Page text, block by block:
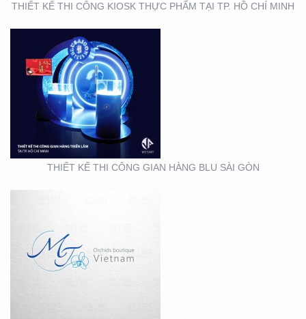
THIẾT KẾ THI CÔNG KIOSK THỰC PHẨM TẠI TP. HỒ CHÍ MINH
THIẾT KẾ THI CÔNG GIAN HÀNG BLU SÀI GÒN
THIẾT KẾ NHẬN DIỆN
THƯƠNG HIỆU MINH
THƯ ORCHIDS
BOUTIQUE VIETNAM
THIẾT KẾ BỘ NHẬN
DIỆN THƯƠNG HIỆU